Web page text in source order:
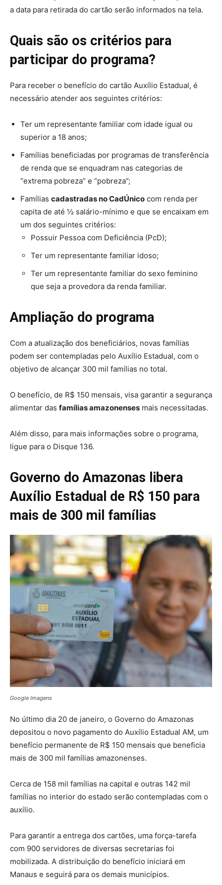
a data para retirada do cartão serão informados na tela.
Quais são os critérios para
participar do programa?
Para receber o benefício do cartão Auxílio Estadual, é
necessário atender aos seguintes critérios:
Ter um representante familiar com idade igual ou
superior a 18 anos;
Famílias beneficiadas por programas de transferência
de renda que se enquadram nas categorias de
“extrema pobreza” e “pobreza”;
Famílias cadastradas no CadÚnico com renda per
capita de até ½ salário-mínimo e que se encaixam em
um dos seguintes critérios:
Possuir Pessoa com Deficiência (PcD);
Ter um representante familiar idoso;
Ter um representante familiar do sexo feminino
que seja a provedora da renda familiar.
Ampliação do programa
Com a atualização dos beneficiários, novas famílias
podem ser contempladas pelo Auxílio Estadual, com o
objetivo de alcançar 300 mil famílias no total.
O benefício, de R$ 150 mensais, visa garantir a segurança
alimentar das famílias amazonenses mais necessitadas.
Além disso, para mais informações sobre o programa,
ligue para o Disque 136.
Governo do Amazonas libera
Auxílio Estadual de R$ 150 para
mais de 300 mil famílias
Google Imagens
No último dia 20 de janeiro, o Governo do Amazonas
depositou o novo pagamento do Auxílio Estadual AM, um
benefício permanente de R$ 150 mensais que beneficia
mais de 300 mil famílias amazonenses.
Cerca de 158 mil famílias na capital e outras 142 mil
famílias no interior do estado serão contempladas com o
auxílio.
Para garantir a entrega dos cartões, uma força-tarefa
com 900 servidores de diversas secretarias foi
mobilizada. A distribuição do benefício iniciará em
Manaus e seguirá para os demais municípios.